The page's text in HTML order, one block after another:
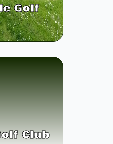
Golf
Club